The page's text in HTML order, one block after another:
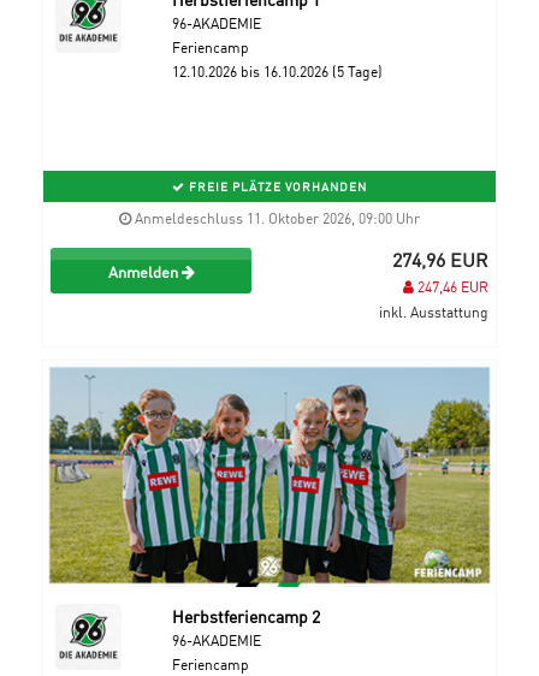
96-AKADEMIE
Feriencamp
12.10.2026 bis 16.10.2026 (5 Tage)
FREIE PLÄTZE VORHANDEN
Anmeldeschluss 11. Oktober 2026, 09:00 Uhr
Anmelden 274,96 EUR
247,46 EUR
inkl. Ausstattung
Herbstferiencamp 2
96-AKADEMIE
Feriencamp